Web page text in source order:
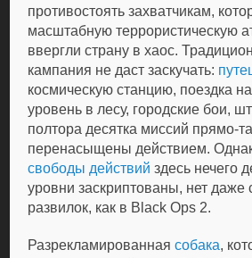
противостоять захватчикам,
масштабную террористическую
ввергли страну в хаос.
кампания не даст заскучать:
космическую станцию, поездка
уровень в лесу, городские бои,
полтора десятка миссий прямо-
перенасыщены действием.
свободы действий здесь нечего
уровни заскриптованы, нет
развилок, как в Black Ops 2.
Разрекламированнаясобака,